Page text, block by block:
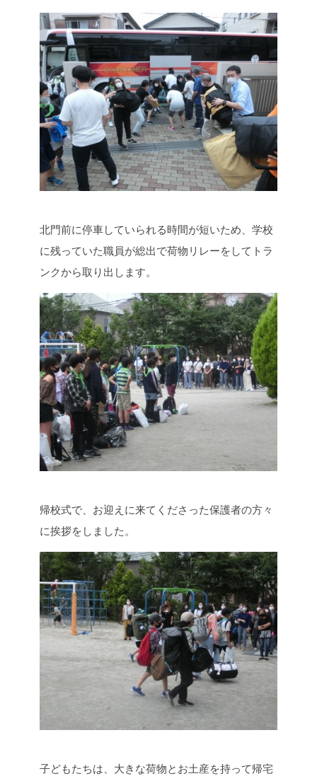
北門前に停車していられる時間が短いため、学校
に残っていた職員が総出で荷物リレーをしてトラ
ンクから取り出します。
帰校式で、お迎えに来てくださった保護者の方々
に挨拶をしました。
子どもたちは、大きな荷物とお土産を持って帰宅